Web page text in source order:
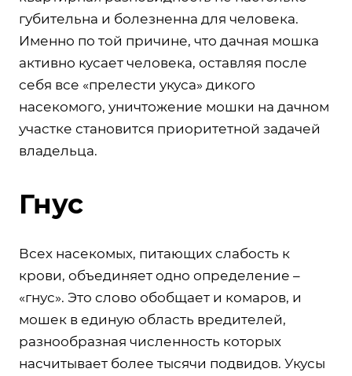
губительна и болезненна для человека.
Именно по той причине, что дачная мошка
активно кусает человека, оставляя после
себя все «прелести укуса» дикого
насекомого, уничтожение мошки на дачном
участке становится приоритетной задачей
владельца.
Гнус
Всех насекомых, питающих слабость к
крови, объединяет одно определение –
«гнус». Это слово обобщает и комаров, и
мошек в единую область вредителей,
разнообразная численность которых
насчитывает более тысячи подвидов. Укусы